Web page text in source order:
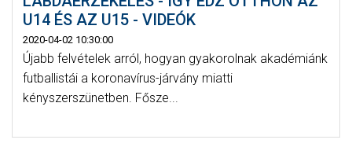
U14 ÉS AZ U15 - VIDEÓK
2020-04-02 10:30:00
Újabb felvételek arról, hogyan gyakorolnak akadémiánk
futballistái a koronavírus-járvány miatti
kényszerszünetben. Fősze...